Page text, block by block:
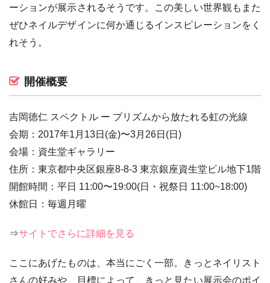
ーションが展示されるそうです。この美しい世界観もまた
ぜひネイルデザインに何か通じるインスピレーションをく
れそう。
開催概要
吉岡徳仁 スペクトル ー プリズムから放たれる虹の光線
会期：2017年1月13日(金)〜3月26日(日)
会場：資生堂ギャラリー
住所：東京都中央区銀座8-8-3 東京銀座資生堂ビル地下1階
開館時間：平日 11:00〜19:00(日・祝祭日 11:00~18:00)
休館日：毎週月曜
⇒サイトでさらに詳細を見る
ここにあげたものは、本当にごく一部。きっとネイリスト
さんの好みや、目標によって、きっと見たい展示会のポイ